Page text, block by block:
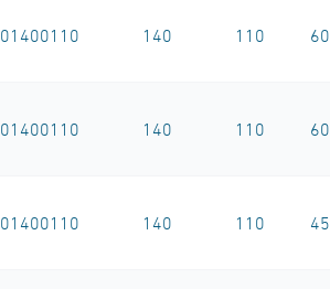
140 110
140 110
140 110